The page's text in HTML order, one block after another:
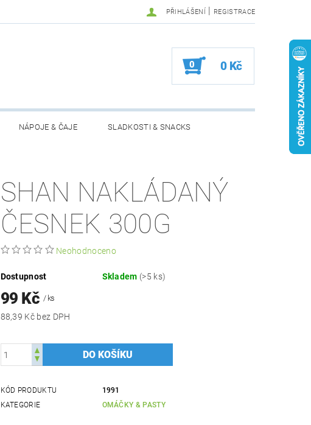
PŘIHLÁŠENÍ | REGISTRACE
0 0 Kč
NÁPOJE & ČAJE SLADKOSTI & SNACKS
SHAN NAKLÁDANÝ
ČESNEK 300G
Neohodnoceno
Dostupnost Skladem (>5 ks)
99 Kč / ks
88,39 Kč bez DPH
KÓD PRODUKTU
1991
KATEGORIE
OMÁČKY & PASTY